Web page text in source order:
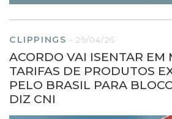
CLIPPINGS - 29/04/26
ACORDO VAI ISENTAR EM
TARIFAS DE PRODUTOS
PELO BRASIL PARA
DIZ CNI